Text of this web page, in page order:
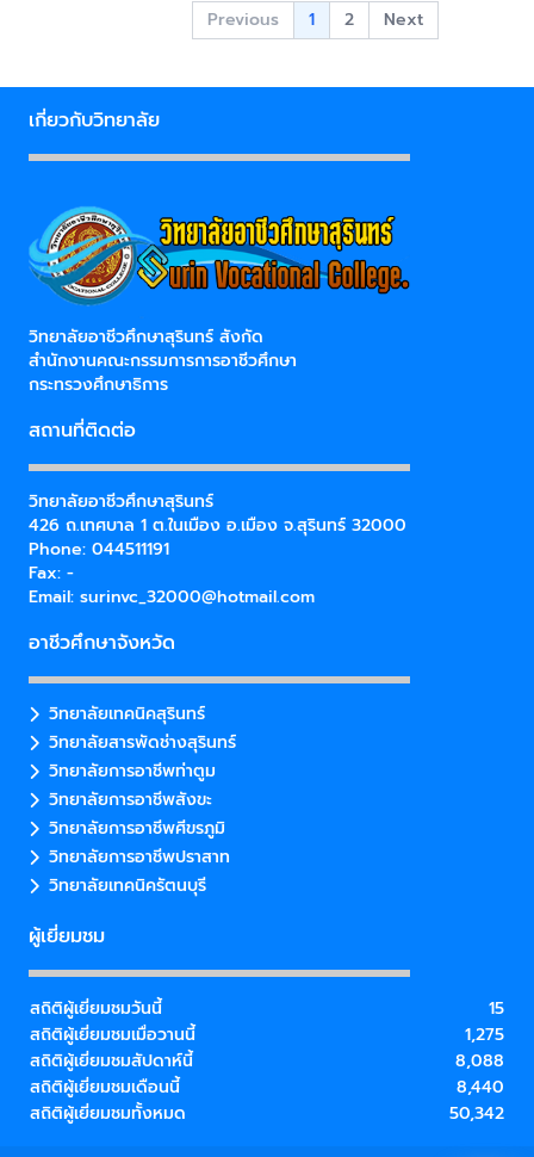
Previous 1 2 Next
เกี่ยวกับวิทยาลัย
วิทยาลัยอาชีวศึกษาสุรินทร์ สังกัด
สำนักงานคณะกรรมการการอาชีวศึกษา
กระทรวงศึกษาธิการ
สถานที่ติดต่อ
วิทยาลัยอาชีวศึกษาสุรินทร์
426 ถ.เทศบาล 1 ต.ในเมือง อ.เมือง จ.สุรินทร์ 32000
Phone: 044511191
Fax: -
Email: surinvc_32000@hotmail.com
อาชีวศึกษาจังหวัด
วิทยาลัยเทคนิคสุรินทร์
วิทยาลัยสารพัดช่างสุรินทร์
วิทยาลัยการอาชีพท่าตูม
วิทยาลัยการอาชีพสังขะ
วิทยาลัยการอาชีพศีขรภูมิ
วิทยาลัยการอาชีพปราสาท
วิทยาลัยเทคนิครัตนบุรี
ผู้เยี่ยมชม
สถิติผู้เยี่ยมชมวันนี้
15
สถิติผู้เยี่ยมชมเมื่อวานนี้
1,275
สถิติผู้เยี่ยมชมสัปดาห์นี้
8,088
สถิติผู้เยี่ยมชมเดือนนี้
8,440
สถิติผู้เยี่ยมชมทั้งหมด
50,342